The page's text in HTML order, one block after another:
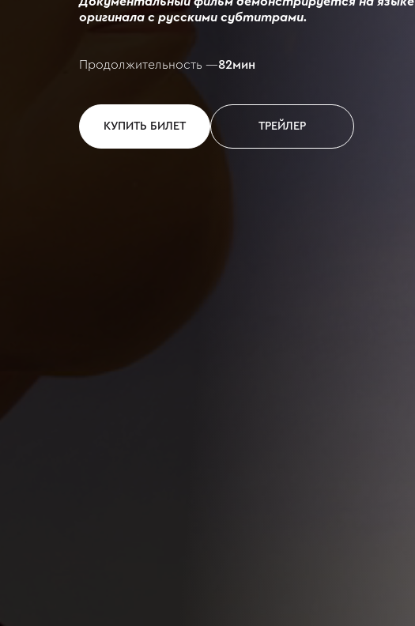
оригинала с русскими субтитрами.
Продолжительность —82мин
КУПИТЬ БИЛЕТ ТРЕЙЛЕР